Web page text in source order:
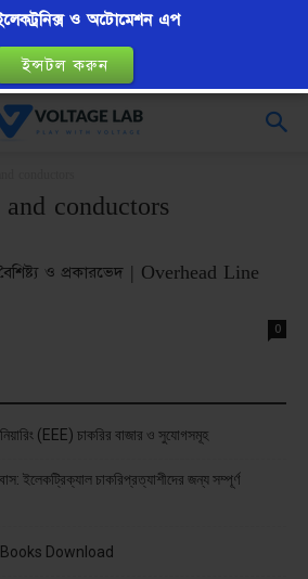
conductors
ও প্রকারভেদ | Overhead Line
0
(EEE) চাকরির বাজার ও সুযোগসমূহ
ইলেকট্রিক্যাল চাকরিপ্রত্যাশীদের জন্য সম্পূর্ণ
Download
ও অটোমেশন এপ
ইন্সটল করুন